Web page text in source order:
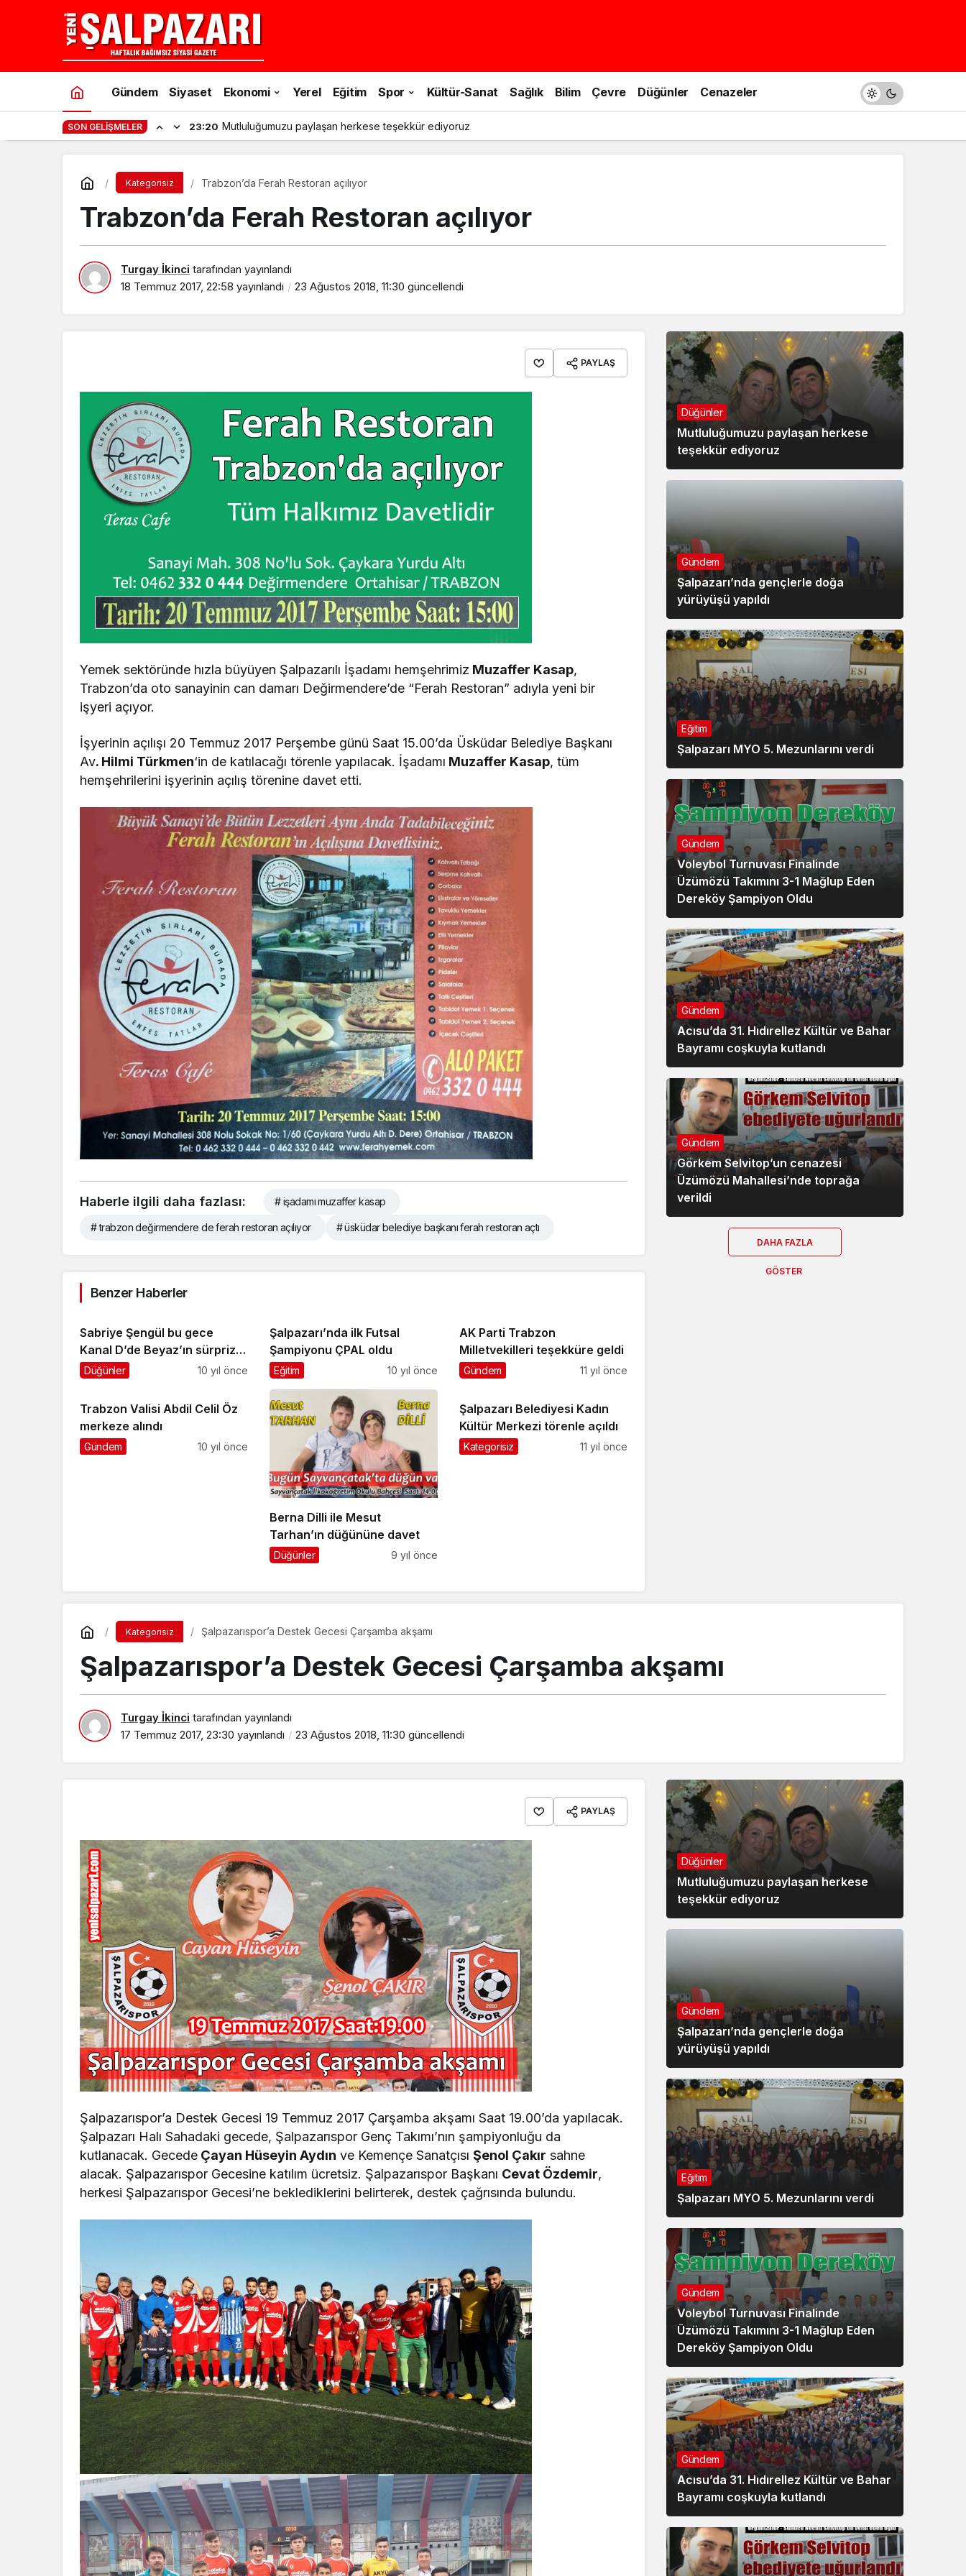
Gündem Siyaset Ekonomi Yerel Eğitim Spor Kültür-Sanat Sağlık Bilim Çevre Düğünler Cenazeler
SON GELIŞMELER 23:20 Mutluluğumuzu paylaşan herkese teşekkür ediyoruz
Kategorisiz Trabzon’da Ferah Restoran açılıyor
Trabzon’da Ferah Restoran açılıyor
Turgay İkinci tarafından yayınlandı
18 Temmuz 2017, 22:58 yayınlandı 23 Ağustos 2018, 11:30 güncellendi
PAYLAŞ
Yemek sektöründe hızla büyüyen Şalpazarılı İşadamı hemşehrimiz Muzaffer Kasap,
Trabzon’da oto sanayinin can damarı Değirmendere’de “Ferah Restoran” adıyla yeni bir
işyeri açıyor.
İşyerinin açılışı 20 Temmuz 2017 Perşembe günü Saat 15.00’da Üsküdar Belediye Başkanı
Av. Hilmi Türkmen‘in de katılacağı törenle yapılacak. İşadamı Muzaffer Kasap, tüm
hemşehrilerini işyerinin açılış törenine davet etti.
Haberle ilgili daha fazlası: # işadamı muzaffer kasap
# trabzon değirmendere de ferah restoran açılıyor # üsküdar belediye başkanı ferah restoran açtı
Benzer Haberler
Sabriye Şengül bu gece
Kanal D’de Beyaz’ın sürpriz
konuğu olacak
Düğünler 10 yıl önce
Şalpazarı’nda ilk Futsal
Şampiyonu ÇPAL oldu
Eğitim 10 yıl önce
AK Parti Trabzon
Milletvekilleri teşekküre geldi
Gündem 11 yıl önce
Trabzon Valisi Abdil Celil Öz
merkeze alındı
Gündem 10 yıl önce
Berna Dilli ile Mesut
Tarhan’ın düğününe davet
Düğünler 9 yıl önce
Şalpazarı Belediyesi Kadın
Kültür Merkezi törenle açıldı
Kategorisiz 11 yıl önce
Düğünler
Mutluluğumuzu paylaşan herkese
teşekkür ediyoruz
Gündem
Şalpazarı’nda gençlerle doğa
yürüyüşü yapıldı
Eğitim
Şalpazarı MYO 5. Mezunlarını verdi
Gündem
Voleybol Turnuvası Finalinde
Üzümözü Takımını 3-1 Mağlup Eden
Dereköy Şampiyon Oldu
Gündem
Acısu’da 31. Hıdırellez Kültür ve Bahar
Bayramı coşkuyla kutlandı
Gündem
Görkem Selvitop’un cenazesi
Üzümözü Mahallesi’nde toprağa
verildi
DAHA FAZLA
GÖSTER
Kategorisiz Şalpazarıspor’a Destek Gecesi Çarşamba akşamı
Şalpazarıspor’a Destek Gecesi Çarşamba akşamı
Turgay İkinci tarafından yayınlandı
17 Temmuz 2017, 23:30 yayınlandı 23 Ağustos 2018, 11:30 güncellendi
PAYLAŞ
Şalpazarıspor’a Destek Gecesi 19 Temmuz 2017 Çarşamba akşamı Saat 19.00’da yapılacak.
Şalpazarı Halı Sahadaki gecede, Şalpazarıspor Genç Takımı’nın şampiyonluğu da
kutlanacak. Gecede Çayan Hüseyin Aydın ve Kemençe SanatçısıŞenol Çakır sahne
alacak. Şalpazarıspor Gecesine katılım ücretsiz. Şalpazarıspor Başkanı Cevat Özdemir,
herkesi Şalpazarıspor Gecesi’ne beklediklerini belirterek, destek çağrısında bulundu.
Düğünler
Mutluluğumuzu paylaşan herkese
teşekkür ediyoruz
Gündem
Şalpazarı’nda gençlerle doğa
yürüyüşü yapıldı
Eğitim
Şalpazarı MYO 5. Mezunlarını verdi
Gündem
Voleybol Turnuvası Finalinde
Üzümözü Takımını 3-1 Mağlup Eden
Dereköy Şampiyon Oldu
Gündem
Acısu’da 31. Hıdırellez Kültür ve Bahar
Bayramı coşkuyla kutlandı